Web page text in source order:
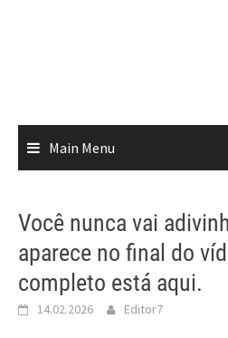
Main Menu
Você nunca vai
aparece no final do
completo está aqui.
14.02.2026 Editor7